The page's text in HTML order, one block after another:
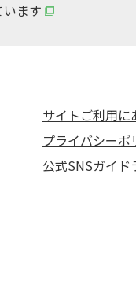
ます
サイトご利用に
プライバシーポ
公式SNSガイド